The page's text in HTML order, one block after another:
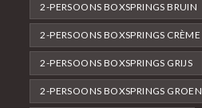
2-PERSOONS BOXSPRINGS BRUIN
2-PERSOONS BOXSPRINGS CRÈME
2-PERSOONS BOXSPRINGS GRIJS
2-PERSOONS BOXSPRINGS GROEN